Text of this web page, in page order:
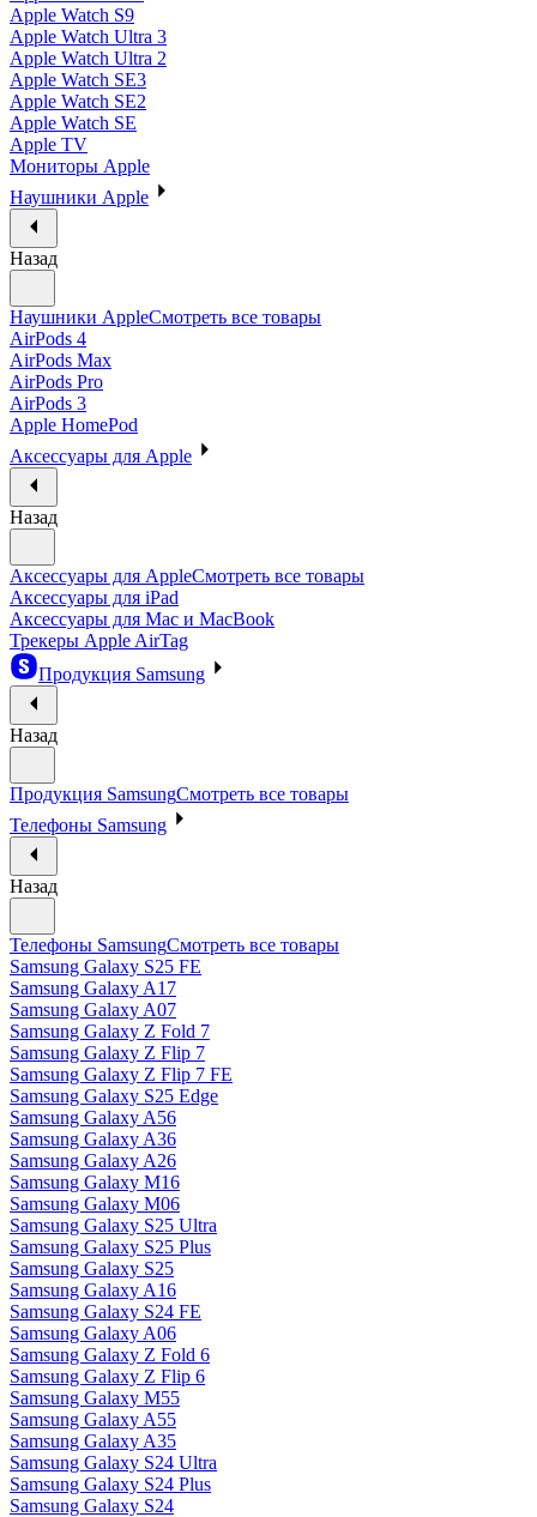
Apple Watch S9
Apple Watch Ultra 3
Apple Watch Ultra 2
Apple Watch SE3
Apple Watch SE2
Apple Watch SE
Apple TV
Мониторы Apple
Наушники Apple
Назад
Наушники AppleСмотреть все товары
AirPods 4
AirPods Max
AirPods Pro
AirPods 3
Apple HomePod
Аксессуары для Apple
Назад
Аксессуары для AppleСмотреть все товары
Аксессуары для iPad
Аксессуары для Mac и MacBook
Трекеры Apple AirTag
Продукция Samsung
Назад
Продукция SamsungСмотреть все товары
Телефоны Samsung
Назад
Телефоны SamsungСмотреть все товары
Samsung Galaxy S25 FE
Samsung Galaxy A17
Samsung Galaxy A07
Samsung Galaxy Z Fold 7
Samsung Galaxy Z Flip 7
Samsung Galaxy Z Flip 7 FE
Samsung Galaxy S25 Edge
Samsung Galaxy A56
Samsung Galaxy A36
Samsung Galaxy A26
Samsung Galaxy M16
Samsung Galaxy M06
Samsung Galaxy S25 Ultra
Samsung Galaxy S25 Plus
Samsung Galaxy S25
Samsung Galaxy A16
Samsung Galaxy S24 FE
Samsung Galaxy A06
Samsung Galaxy Z Fold 6
Samsung Galaxy Z Flip 6
Samsung Galaxy M55
Samsung Galaxy A55
Samsung Galaxy A35
Samsung Galaxy S24 Ultra
Samsung Galaxy S24 Plus
Samsung Galaxy S24